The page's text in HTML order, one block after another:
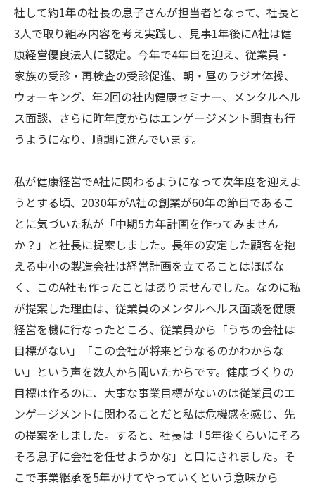
社して約1年の社長の息子さんが担当者となって、社長と
3人で取り組み内容を考え実践し、見事1年後にA社は健
康経営優良法人に認定。今年で4年目を迎え、従業員・
家族の受診・再検査の受診促進、朝・昼のラジオ体操、
ウォーキング、年2回の社内健康セミナー、メンタルヘル
ス面談、さらに昨年度からはエンゲージメント調査も行
うようになり、順調に進んでいます。
私が健康経営でA社に関わるようになって次年度を迎えよ
うとする頃、2030年がA社の創業が60年の節目であるこ
とに気づいた私が「中期5カ年計画を作ってみません
か？」と社長に提案しました。長年の安定した顧客を抱
える中小の製造会社は経営計画を立てることはほぼな
く、このA社も作ったことはありませんでした。なのに私
が提案した理由は、従業員のメンタルヘルス面談を健康
経営を機に行なったところ、従業員から「うちの会社は
目標がない」「この会社が将来どうなるのかわからな
い」という声を数人から聞いたからです。健康づくりの
目標は作るのに、大事な事業目標がないのは従業員のエ
ンゲージメントに関わることだと私は危機感を感じ、先
の提案をしました。すると、社長は「5年後くらいにそろ
そろ息子に会社を任せようかな」と口にされました。そ
こで事業継承を5年かけてやっていくという意味から